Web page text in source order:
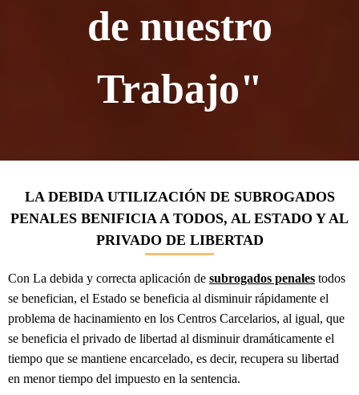
de nuestro
Trabajo"
LA DEBIDA UTILIZACIÓN DE SUBROGADOS
PENALES BENIFICIA A TODOS, AL ESTADO Y AL
PRIVADO DE LIBERTAD
Con La debida y correcta aplicación de subrogados penales todos
se benefician, el Estado se beneficia al disminuir rápidamente el
problema de hacinamiento en los Centros Carcelarios, al igual, que
se beneficia el privado de libertad al disminuir dramáticamente el
tiempo que se mantiene encarcelado, es decir, recupera su libertad
en menor tiempo del impuesto en la sentencia.